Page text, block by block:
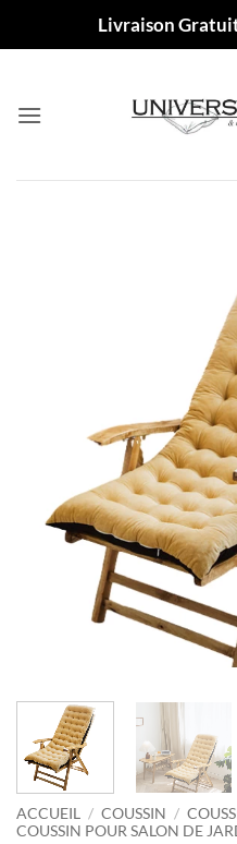
Livraison
ACCUEIL / COUSSIN /
COUSSIN POUR SALON DE